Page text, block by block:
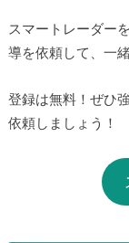
スマートレーダー
導を依頼して、一
登録は無料！ぜひ
依頼しましょう！